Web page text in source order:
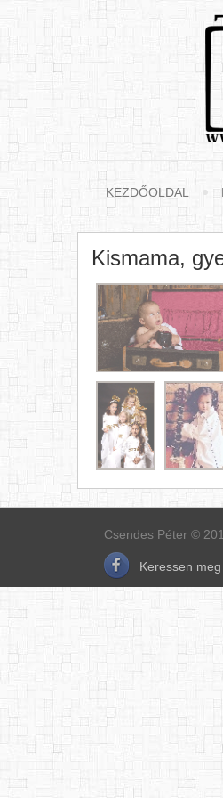
KEZDŐOLDAL
Kismama,
Csendes Péter ©
Keressen